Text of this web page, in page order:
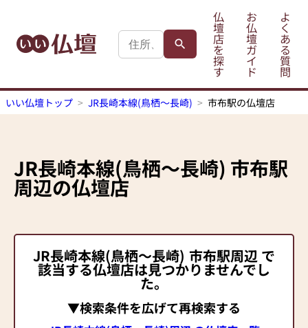
仏
壇
店
を
探
す
お
仏
壇
ガ
イ
ド
よ
く
あ
る
質
問
いい仏壇トップ JR長崎本線(鳥栖～長崎) 市布駅の仏壇店
JR長崎本線(鳥栖～長崎) 市布駅
周辺の仏壇店
JR長崎本線(鳥栖～長崎) 市布駅周辺 で
該当する仏壇店は見つかりませんでし
た。
▼検索条件を広げて再検索する